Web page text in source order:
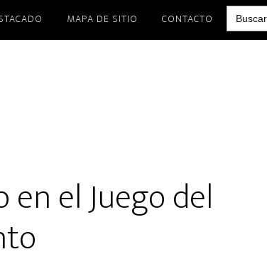
MAPA DE SITIO CONTACTO Buscar:
el Juego del